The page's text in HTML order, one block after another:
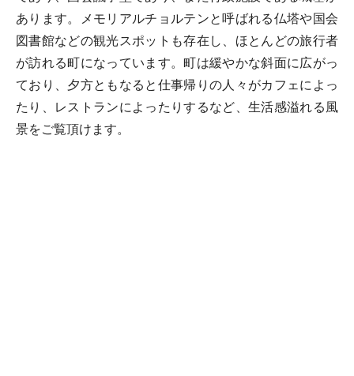
あります。メモリアルチョルテンと呼ばれる仏塔や国会
図書館などの観光スポットも存在し、ほとんどの旅行者
が訪れる町になっています。町は緩やかな斜面に広がっ
ており、夕方ともなると仕事帰りの人々がカフェによっ
たり、レストランによったりするなど、生活感溢れる風
景をご覧頂けます。